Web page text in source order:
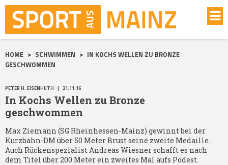
HOME > SCHWIMMEN > IN KOCHS WELLEN ZU BRONZE
GESCHWOMMEN
PETER H. EISENHUTH | 21.11.16
In Kochs Wellen zu Bronze
geschwommen
Max Ziemann (SG Rheinhessen-Mainz) gewinnt bei der
Kurzbahn-DM über 50 Meter Brust seine zweite Medaille.
Auch Rückenspezialist Andreas Wiesner schafft es nach
dem Titel über 200 Meter ein zweites Mal aufs Podest.